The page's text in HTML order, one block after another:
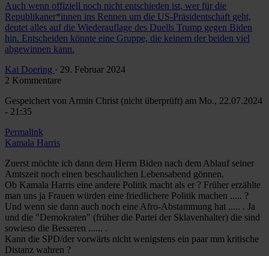
Auch wenn offiziell noch nicht entschieden ist, wer für die
Republikaner*innen ins Rennen um die US-Präsidentschaft geht,
deutet alles auf die Wiederauflage des Duells Trump gegen Biden
hin. Entscheiden könnte eine Gruppe, die keinem der beiden viel
abgewinnen kann.
Kai Doering · 29. Februar 2024
2 Kommentare
Gespeichert von Armin Christ (nicht überprüft) am Mo., 22.07.2024
- 21:35
Permalink
Kamala Harris
Zuerst möchte ich dann dem Herrn Biden nach dem Ablauf seiner
Amtszeit noch einen beschaulichen Lebensabend gönnen.
Ob Kamala Harris eine andere Politik macht als er ? Früher erzählte
man uns ja Frauen würden eine friedlichere Politik machen ..... ?
Und wenn sie dann auch noch eine Afro-Abstammung hat ..... . Ja
und die "Demokraten" (früher die Partei der Sklavenhalter) die sind
sowieso die Besseren ...... .
Kann die SPD/der vorwärts nicht wenigstens ein paar mm kritische
Distanz wahren ?